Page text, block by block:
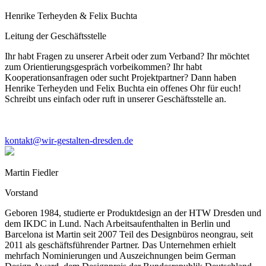
Henrike Terheyden & Felix Buchta
Leitung der Geschäftsstelle
Ihr habt Fragen zu unserer Arbeit oder zum Verband? Ihr möchtet
zum Orientierungsgespräch vorbeikommen? Ihr habt
Kooperationsanfragen oder sucht Projektpartner? Dann haben
Henrike Terheyden und Felix Buchta ein offenes Ohr für euch!
Schreibt uns einfach oder ruft in unserer Geschäftsstelle an.
kontakt@wir-gestalten-dresden.de
Martin Fiedler
Vorstand
Geboren 1984, studierte er Produktdesign an der HTW Dresden und
dem IKDC in Lund. Nach Arbeitsaufenthalten in Berlin und
Barcelona ist Martin seit 2007 Teil des Designbüros neongrau, seit
2011 als geschäftsführender Partner. Das Unternehmen erhielt
mehrfach Nominierungen und Auszeichnungen beim German